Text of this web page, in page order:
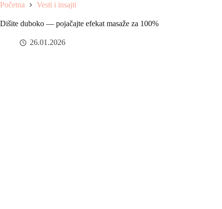
Početna Vesti i insajti
Dišite duboko — pojačajte efekat masaže za 100%
26.01.2026